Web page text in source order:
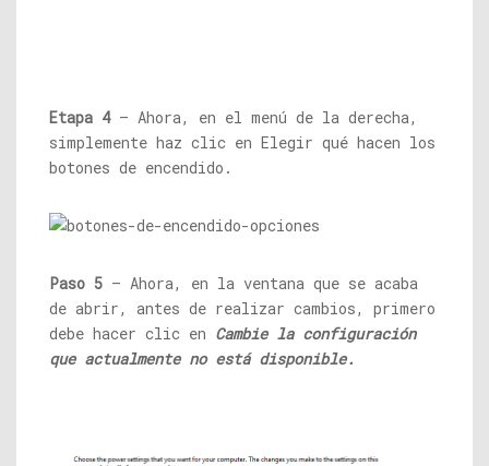
Etapa 4– Ahora, en el menú de la derecha,
simplemente haz clic en Elegir qué hacen los
botones de encendido.
Paso 5 – Ahora, en la ventana que se acaba
de abrir, antes de realizar cambios, primero
debe hacer clic en Cambie la configuración
que actualmente no está disponible.